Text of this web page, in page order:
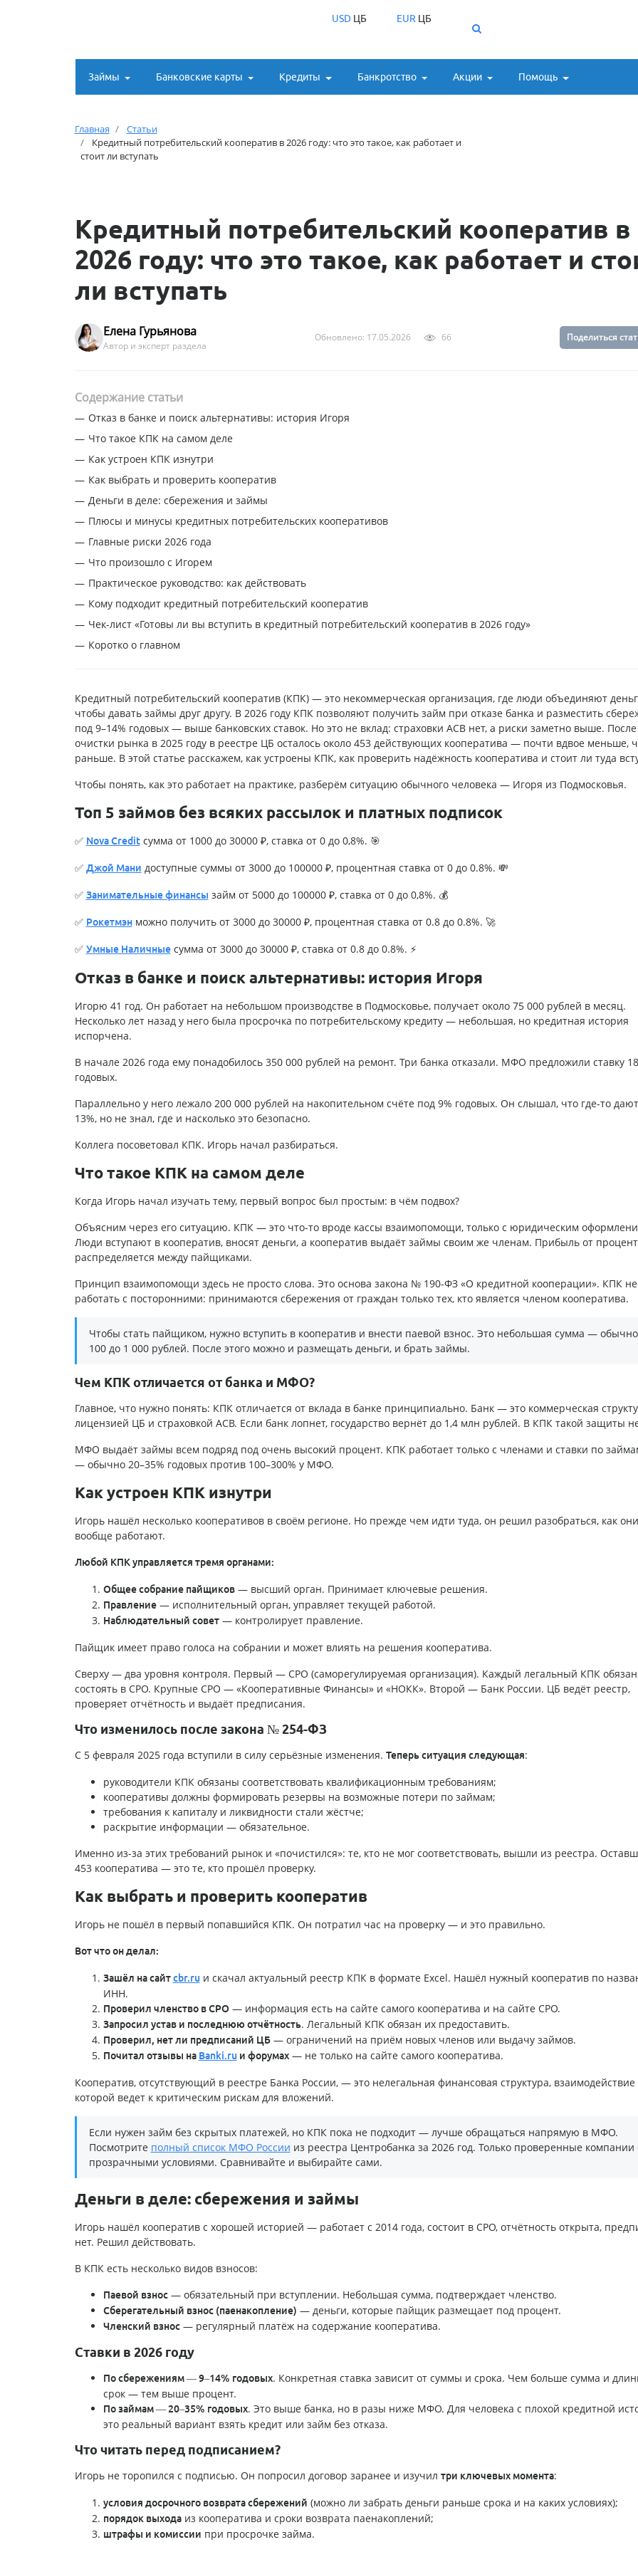
USDЦБ EUR ЦБ
Займы Банковские карты Кредиты Банкротство Акции Помощь
Главная
Статьи
Кредитный потребительский кооператив в 2026 году: что это такое, как работает и
стоит ли вступать
Кредитный потребительский кооператив в
2026 году: что это такое, как работает и
ли вступать
Елена Гурьянова
Автор и эксперт раздела
Обновлено: 17.05.2026 66 Поделиться
Содержание статьи
Отказ в банке и поиск альтернативы: история Игоря
Что такое КПК на самом деле
Как устроен КПК изнутри
Как выбрать и проверить кооператив
Деньги в деле: сбережения и займы
Плюсы и минусы кредитных потребительских кооперативов
Главные риски 2026 года
Что произошло с Игорем
Практическое руководство: как действовать
Кому подходит кредитный потребительский кооператив
Чек-лист «Готовы ли вы вступить в кредитный потребительский кооператив в 2026 году»
Коротко о главном
Кредитный потребительский кооператив (КПК) — это некоммерческая организация, где люди объединяют
чтобы давать займы друг другу. В 2026 году КПК позволяют получить займ при отказе банка и разместить
под 9–14% годовых — выше банковских ставок. Но это не вклад: страховки АСВ нет, а риски заметно выше. После
очистки рынка в 2025 году в реестре ЦБ осталось около 453 действующих кооператива — почти вдвое меньше,
раньше. В этой статье расскажем, как устроены КПК, как проверить надёжность кооператива и стоит ли туда
Чтобы понять, как это работает на практике, разберём ситуацию обычного человека — Игоря из Подмосковья.
Топ 5 займов без всяких рассылок и платных подписок
✅ Nova Creditсумма от 1000 до 30000 ₽, ставка от 0 до 0,8%. 🎯
✅ Джой Мани доступные суммы от 3000 до 100000 ₽, процентная ставка от 0 до 0.8%. 💸
✅ Занимательные финансы займ от 5000 до 100000 ₽, ставка от 0 до 0,8%. 💰
✅ Рокетмэнможно получить от 3000 до 30000 ₽, процентная ставка от 0.8 до 0.8%. 🚀
✅ Умные Наличныесумма от 3000 до 30000 ₽, ставка от 0.8 до 0.8%. ⚡
Отказ в банке и поиск альтернативы: история Игоря
Игорю 41 год. Он работает на небольшом производстве в Подмосковье, получает около 75 000 рублей в месяц.
Несколько лет назад у него была просрочка по потребительскому кредиту — небольшая, но кредитная история
испорчена.
В начале 2026 года ему понадобилось 350 000 рублей на ремонт. Три банка отказали. МФО предложили ставку
годовых.
Параллельно у него лежало 200 000 рублей на накопительном счёте под 9% годовых. Он слышал, что где-то
13%, но не знал, где и насколько это безопасно.
Коллега посоветовал КПК. Игорь начал разбираться.
Что такое КПК на самом деле
Когда Игорь начал изучать тему, первый вопрос был простым: в чём подвох?
Объясним через его ситуацию. КПК — это что-то вроде кассы взаимопомощи, только с юридическим
Люди вступают в кооператив, вносят деньги, а кооператив выдаёт займы своим же членам. Прибыль от
распределяется между пайщиками.
Принцип взаимопомощи здесь не просто слова. Это основа закона № 190-ФЗ «О кредитной кооперации». КПК
работать с посторонними: принимаются сбережения от граждан только тех, кто является членом кооператива.
Чтобы стать пайщиком, нужно вступить в кооператив и внести паевой взнос. Это небольшая сумма —
100 до 1 000 рублей. После этого можно и размещать деньги, и брать займы.
Чем КПК отличается от банка и МФО?
Главное, что нужно понять: КПК отличается от вклада в банке принципиально. Банк — это коммерческая
лицензией ЦБ и страховкой АСВ. Если банк лопнет, государство вернёт до 1,4 млн рублей. В КПК такой защиты
МФО выдаёт займы всем подряд под очень высокий процент. КПК работает только с членами и ставки по
— обычно 20–35% годовых против 100–300% у МФО.
Как устроен КПК изнутри
Игорь нашёл несколько кооперативов в своём регионе. Но прежде чем идти туда, он решил разобраться, как они
вообще работают.
Любой КПК управляется тремя органами:
Общее собрание пайщиков— высший орган. Принимает ключевые решения.
Правление— исполнительный орган, управляет текущей работой.
Наблюдательный совет— контролирует правление.
Пайщик имеет право голоса на собрании и может влиять на решения кооператива.
Сверху — два уровня контроля. Первый — СРО (саморегулируемая организация). Каждый легальный КПК обязан
состоять в СРО. Крупные СРО — «Кооперативные Финансы» и «НОКК». Второй — Банк России. ЦБ ведёт реестр,
проверяет отчётность и выдаёт предписания.
Что изменилось после закона № 254-ФЗ
С 5 февраля 2025 года вступили в силу серьёзные изменения. Теперь ситуация следующая:
руководители КПК обязаны соответствовать квалификационным требованиям;
кооперативы должны формировать резервы на возможные потери по займам;
требования к капиталу и ликвидности стали жёстче;
раскрытие информации — обязательное.
Именно из-за этих требований рынок и «почистился»: те, кто не мог соответствовать, вышли из реестра.
453 кооператива — это те, кто прошёл проверку.
Как выбрать и проверить кооператив
Игорь не пошёл в первый попавшийся КПК. Он потратил час на проверку — и это правильно.
Вот что он делал:
Зашёл на сайтcbr.ru и скачал актуальный реестр КПК в формате Excel. Нашёл нужный кооператив по
ИНН.
Проверил членство в СРО— информация есть на сайте самого кооператива и на сайте СРО.
Запросил устав и последнюю отчётность. Легальный КПК обязан их предоставить.
Проверил, нет ли предписаний ЦБ— ограничений на приём новых членов или выдачу займов.
Почитал отзывы на Banki.ru и форумах— не только на сайте самого кооператива.
Кооператив, отсутствующий в реестре Банка России, — это нелегальная финансовая структура, взаимодействие
которой ведет к критическим рискам для вложений.
Если нужен займ без скрытых платежей, но КПК пока не подходит — лучше обращаться напрямую в МФО.
Посмотрите полный список МФО России из реестра Центробанка за 2026 год. Только проверенные компании
прозрачными условиями. Сравнивайте и выбирайте сами.
Деньги в деле: сбережения и займы
Игорь нашёл кооператив с хорошей историей — работает с 2014 года, состоит в СРО, отчётность открыта,
нет. Решил действовать.
В КПК есть несколько видов взносов:
Паевой взнос— обязательный при вступлении. Небольшая сумма, подтверждает членство.
Сберегательный взнос (паенакопление) — деньги, которые пайщик размещает под процент.
Членский взнос— регулярный платёж на содержание кооператива.
Ставки в 2026 году
По сбережениям — 9–14% годовых. Конкретная ставка зависит от суммы и срока. Чем больше сумма и
срок — тем выше процент.
По займам — 20–35% годовых. Это выше банка, но в разы ниже МФО. Для человека с плохой кредитной
это реальный вариант взять кредит или займ без отказа.
Что читать перед подписанием?
Игорь не торопился с подписью. Он попросил договор заранее и изучил три ключевых момента:
условия досрочного возврата сбережений (можно ли забрать деньги раньше срока и на каких условиях);
порядок выходаиз кооператива и сроки возврата паенакоплений;
штрафы и комиссии при просрочке займа.